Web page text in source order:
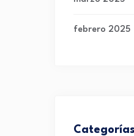
febrero 2025
Categorías